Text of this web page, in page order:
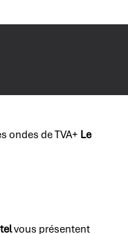
ondes de TVA+ Le
vous présentent